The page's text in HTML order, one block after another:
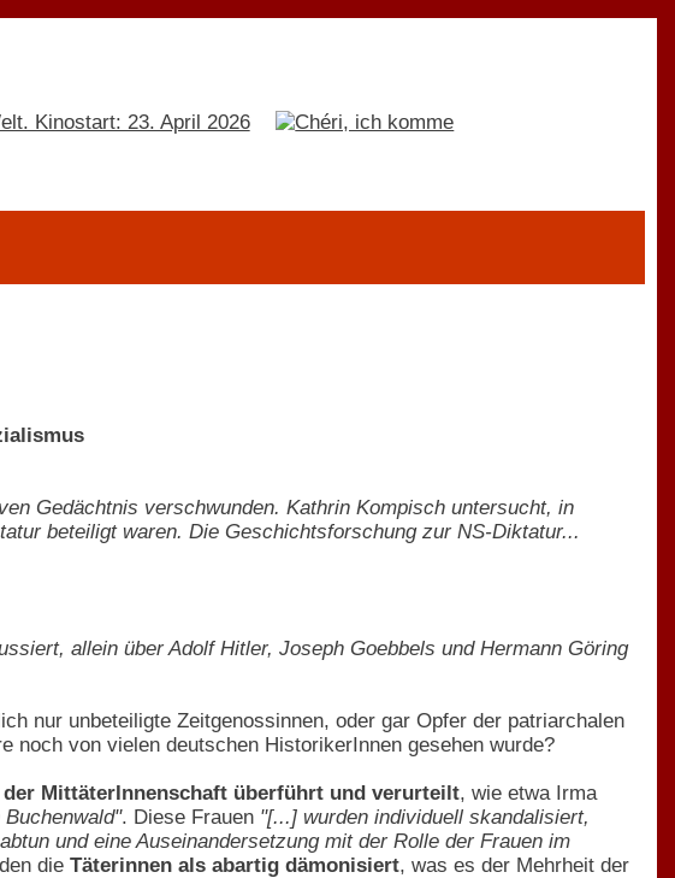
Gedächtnis verschwunden. Kathrin Kompisch untersucht, in
beteiligt waren. Die Geschichtsforschung zur NS-Diktatur...
allein über Adolf Hitler, Joseph Goebbels und Hermann Göring
nur unbeteiligte Zeitgenossinnen, oder gar Opfer der patriarchalen
noch von vielen deutschen HistorikerInnen gesehen wurde?
MittäterInnenschaft überführt und verurteilt, wie etwa Irma
. Diese Frauen "[...] wurden individuell skandalisiert,
und eine Auseinandersetzung mit der Rolle der Frauen im
die Täterinnen als abartig dämonisiert, was es der Mehrheit der